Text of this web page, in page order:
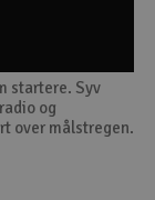
startere. Syv
og
over målstregen.